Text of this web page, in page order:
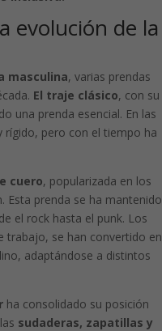
evolución de la
masculina, varias prendas
El traje clásico, con su
una prenda esencial. En las
rígido, pero con el tiempo ha
cuero, popularizada en los
Esta prenda se ha mantenido
el rock hasta el punk. Los
trabajo, se han convertido en
adaptándose a distintos
ha consolidado su posición
sudaderas, zapatillas y